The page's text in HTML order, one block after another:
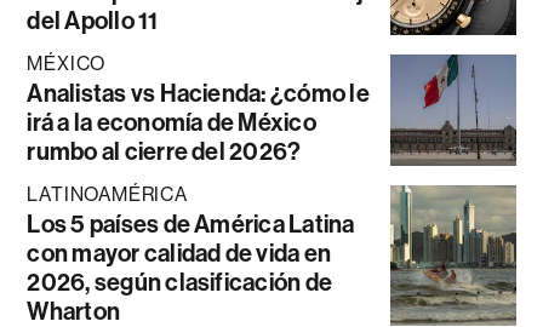
del Apollo 11
MÉXICO
Analistas vs Hacienda: ¿cómo le
irá a la economía de México
rumbo al cierre del 2026?
LATINOAMÉRICA
Los 5 países de América Latina
con mayor calidad de vida en
2026, según clasificación de
Wharton